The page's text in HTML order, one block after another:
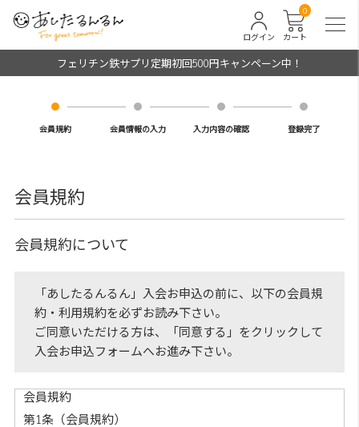
カート
0
ログイン
フェリチン鉄サプリ定期初回500円キャンペーン中！
会員規約 会員情報の入力 入力内容の確認 登録完了
会員規約
会員規約について
「あしたるんるん」入会お申込の前に、以下の会員規
約・利用規約を必ずお読み下さい。
ご同意いただける方は、「同意する」をクリックして
入会お申込フォームへお進み下さい。
会員規約
第1条（会員規約）